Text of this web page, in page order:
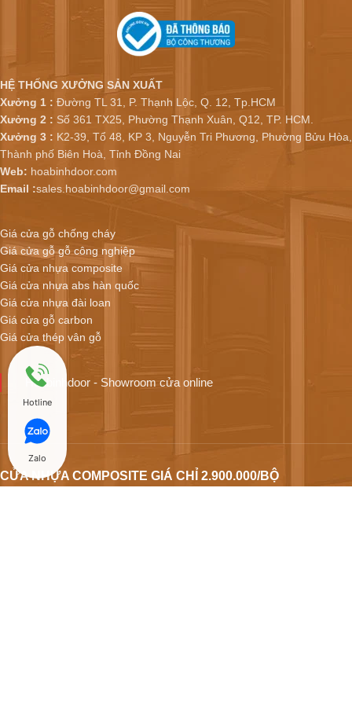
HỆ THỐNG XƯỞNG SẢN XUẤT
Xưởng 1 : Đường TL 31, P. Thạnh Lộc, Q. 12, Tp.HCM
Xưởng 2 : Số 361 TX25, Phường Thạnh Xuân, Q12, TP. HCM.
Xưởng 3 : K2-39, Tổ 48, KP 3, Nguyễn Tri Phương, Phường Bửu Hòa,
Thành phố Biên Hoà, Tỉnh Đồng Nai
Web: hoabinhdoor.com
Email :sales.hoabinhdoor@gmail.com
Giá cửa gỗ chống cháy
Giá cửa gỗ gỗ công nghiệp
Giá cửa nhựa composite
Giá cửa nhựa abs hàn quốc
Giá cửa nhựa đài loan
Giá cửa gỗ carbon
Giá cửa thép vân gỗ
Hoabinhdoor - Showroom cửa online
CỬA NHỰA COMPOSITE GIÁ CHỈ 2.900.000/BỘ
Hotline
Zalo